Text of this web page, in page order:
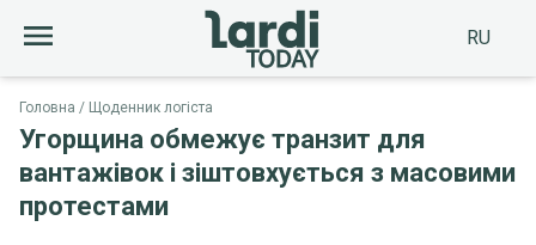
RU
Головна Щоденник логіста
Угорщина обмежує транзит для
вантажівок і зіштовхується з масовими
протестами